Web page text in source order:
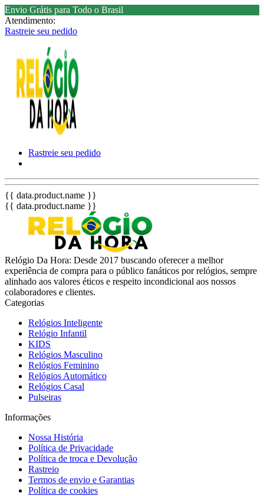
Envio Grátis para Todo o Brasil
Atendimento:
Rastreie seu pedido
Rastreie seu pedido
{{ data.product.name }}
{{ data.product.name }}
Relógio Da Hora: Desde 2017 buscando oferecer a melhor
experiência de compra para o público fanáticos por relógios, sempre
alinhado aos valores éticos e respeito incondicional aos nossos
colaboradores e clientes.
Categorias
Relógios Inteligente
Relógio Infantil
KIDS
Relógios Masculino
Relógios Feminino
Relógios Automático
Relógios Casal
Pulseiras
Informações
Nossa História
Política de Privacidade
Política de troca e Devolução
Rastreio
Termos de envio e Garantias
Política de cookies